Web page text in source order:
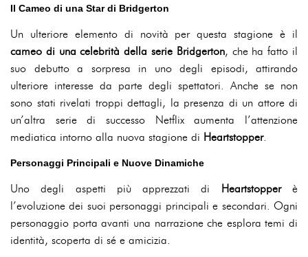
Il Cameo di una Star di Bridgerton
Un ulteriore elemento di novità per questa stagione è il
cameo di una celebrità della serie Bridgerton, che ha fatto il
suo debutto a sorpresa in uno degli episodi, attirando
ulteriore interesse da parte degli spettatori. Anche se non
sono stati rivelati troppi dettagli, la presenza di un attore di
un’altra serie di successo Netflix aumenta l’attenzione
mediatica intorno alla nuova stagione di Heartstopper.
Personaggi Principali e Nuove Dinamiche
Uno degli aspetti più apprezzati di Heartstopperè
l’evoluzione dei suoi personaggi principali e secondari. Ogni
personaggio porta avanti una narrazione che esplora temi di
identità, scoperta di sé e amicizia.